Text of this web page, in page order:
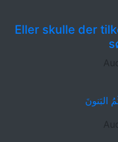
Eller skulle der
البَنونَ